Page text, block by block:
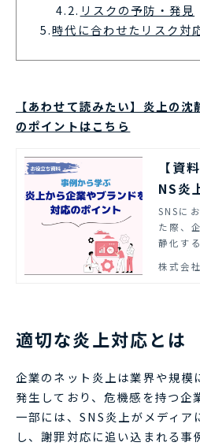
4.2. リスクの予防・発見
5.時代に合わせたリスク対
【あわせて読みたい】炎上の
のポイントはこちら
【資
NS炎
ドを
｜エ
SNSに
た際、
静化す
料では
株式会
適切な炎上対応とは
企業のネット炎上は業界や規模
発生しており、危機感を持つ企
一部には、SNS炎上がメディア
し、謝罪対応に追い込まれる事